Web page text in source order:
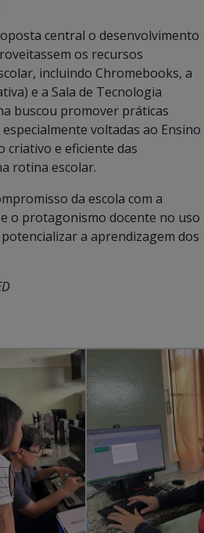
central o desenvolvimento
os recursos
incluindo Chromebooks, a
e a Sala de Tecnologia
buscou promover práticas
voltadas ao Ensino
criativo e eficiente das
rotina escolar.
da escola com a
o protagonismo docente no uso
a aprendizagem dos